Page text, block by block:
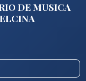
DE MUSICA